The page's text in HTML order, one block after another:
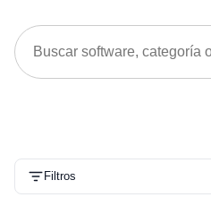
Filtros